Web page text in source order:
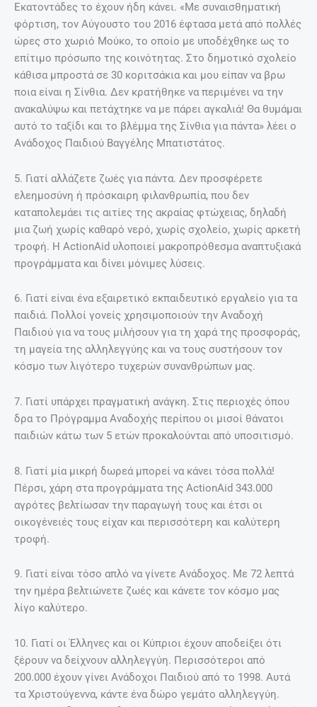
Εκατοντάδες το έχουν ήδη κάνει. «Με συναισθηματική
φόρτιση, τον Αύγουστο του 2016 έφτασα μετά από πολλές
ώρες στο χωριό Μούκο, το οποίο με υποδέχθηκε ως το
επίτιμο πρόσωπο της κοινότητας. Στο δημοτικό σχολείο
κάθισα μπροστά σε 30 κοριτσάκια και μου είπαν να βρω
ποια είναι η Σίνθια. Δεν κρατήθηκε να περιμένει να την
ανακαλύψω και πετάχτηκε να με πάρει αγκαλιά! Θα θυμάμαι
αυτό το ταξίδι και το βλέμμα της Σίνθια για πάντα» λέει ο
Ανάδοχος Παιδιού Βαγγέλης Μπατιστάτος.
5. Γιατί αλλάζετε ζωές για πάντα. Δεν προσφέρετε
ελεημοσύνη ή πρόσκαιρη φιλανθρωπία, που δεν
καταπολεμάει τις αιτίες της ακραίας φτώχειας, δηλαδή
μια ζωή χωρίς καθαρό νερό, χωρίς σχολείο, χωρίς αρκετή
τροφή. Η ActionAid υλοποιεί μακροπρόθεσμα αναπτυξιακά
προγράμματα και δίνει μόνιμες λύσεις.
6. Γιατί είναι ένα εξαιρετικό εκπαιδευτικό εργαλείο για τα
παιδιά. Πολλοί γονείς χρησιμοποιούν την Αναδοχή
Παιδιού για να τους μιλήσουν για τη χαρά της προσφοράς,
τη μαγεία της αλληλεγγύης και να τους συστήσουν τον
κόσμο των λιγότερο τυχερών συνανθρώπων μας.
7. Γιατί υπάρχει πραγματική ανάγκη. Στις περιοχές όπου
δρα το Πρόγραμμα Αναδοχής περίπου οι μισοί θάνατοι
παιδιών κάτω των 5 ετών προκαλούνται από υποσιτισμό.
8. Γιατί μία μικρή δωρεά μπορεί να κάνει τόσα πολλά!
Πέρσι, χάρη στα προγράμματα της ActionAid 343.000
αγρότες βελτίωσαν την παραγωγή τους και έτσι οι
οικογένειές τους είχαν και περισσότερη και καλύτερη
τροφή.
9. Γιατί είναι τόσο απλό να γίνετε Ανάδοχος. Με 72 λεπτά
την ημέρα βελτιώνετε ζωές και κάνετε τον κόσμο μας
λίγο καλύτερο.
10. Γιατί οι Έλληνες και οι Κύπριοι έχουν αποδείξει ότι
ξέρουν να δείχνουν αλληλεγγύη. Περισσότεροι από
200.000 έχουν γίνει Ανάδοχοι Παιδιού από το 1998. Αυτά
τα Χριστούγεννα, κάντε ένα δώρο γεμάτο αλληλεγγύη.